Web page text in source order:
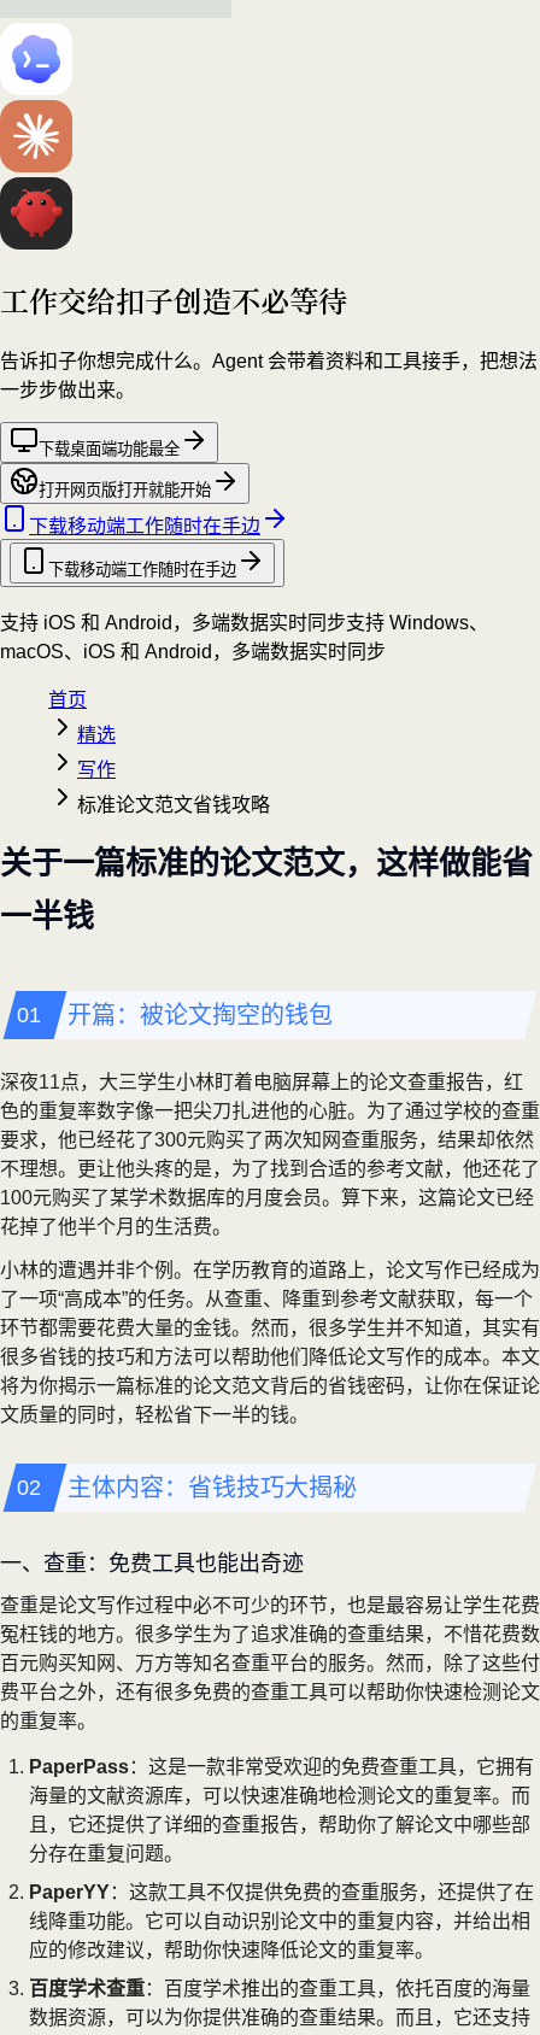
工作交给扣子创造不必等待
告诉扣子你想完成什么。Agent 会带着资料和工具接手，把想法
一步步做出来。
下载桌面端功能最全
打开网页版打开就能开始
下载移动端工作随时在手边
下载移动端工作随时在手边
支持 iOS 和 Android，多端数据实时同步支持 Windows、
macOS、iOS 和 Android，多端数据实时同步
首页
精选
写作
标准论文范文省钱攻略
关于一篇标准的论文范文，这样做能省
一半钱
开篇：被论文掏空的钱包
深夜11点，大三学生小林盯着电脑屏幕上的论文查重报告，红
色的重复率数字像一把尖刀扎进他的心脏。为了通过学校的查重
要求，他已经花了300元购买了两次知网查重服务，结果却依然
不理想。更让他头疼的是，为了找到合适的参考文献，他还花了
100元购买了某学术数据库的月度会员。算下来，这篇论文已经
花掉了他半个月的生活费。
小林的遭遇并非个例。在学历教育的道路上，论文写作已经成为
了一项“高成本”的任务。从查重、降重到参考文献获取，每一个
环节都需要花费大量的金钱。然而，很多学生并不知道，其实有
很多省钱的技巧和方法可以帮助他们降低论文写作的成本。本文
将为你揭示一篇标准的论文范文背后的省钱密码，让你在保证论
文质量的同时，轻松省下一半的钱。
主体内容：省钱技巧大揭秘
一、查重：免费工具也能出奇迹
查重是论文写作过程中必不可少的环节，也是最容易让学生花费
冤枉钱的地方。很多学生为了追求准确的查重结果，不惜花费数
百元购买知网、万方等知名查重平台的服务。然而，除了这些付
费平台之外，还有很多免费的查重工具可以帮助你快速检测论文
的重复率。
PaperPass：这是一款非常受欢迎的免费查重工具，它拥有
海量的文献资源库，可以快速准确地检测论文的重复率。而
且，它还提供了详细的查重报告，帮助你了解论文中哪些部
分存在重复问题。
PaperYY：这款工具不仅提供免费的查重服务，还提供了在
线降重功能。它可以自动识别论文中的重复内容，并给出相
应的修改建议，帮助你快速降低论文的重复率。
百度学术查重：百度学术推出的查重工具，依托百度的海量
数据资源，可以为你提供准确的查重结果。而且，它还支持